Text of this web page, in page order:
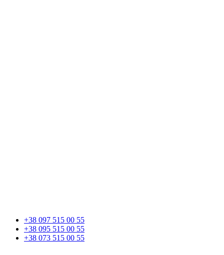
+38 097 515 00 55
+38 095 515 00 55
+38 073 515 00 55